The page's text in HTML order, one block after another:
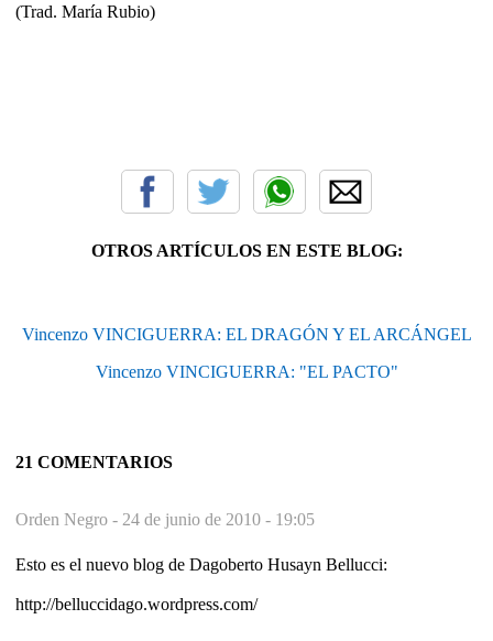
(Trad. María Rubio)
OTROS ARTÍCULOS EN ESTE BLOG:
Vincenzo VINCIGUERRA: EL DRAGÓN Y EL ARCÁNGEL
Vincenzo VINCIGUERRA: "EL PACTO"
21 COMENTARIOS
Orden Negro - 24 de junio de 2010 - 19:05
Esto es el nuevo blog de Dagoberto Husayn Bellucci:
http://belluccidago.wordpress.com/